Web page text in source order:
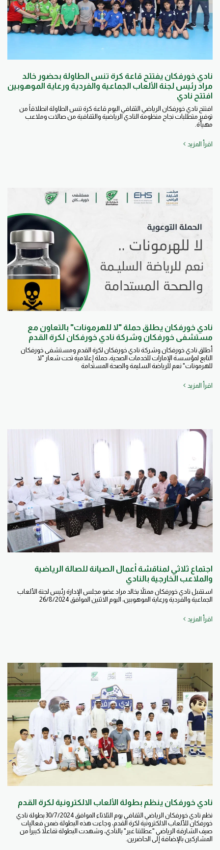
نادي خورفكان يفتتح قاعة كرة تنس الطاولة بحضور خالد
مراد رئيس لجنة الألعاب الجماعية والفردية ورعاية الموهوبين
افتتح نادي
افتتح نادي خورفكان الرياضي الثقافي اليوم قاعة كرة تنس الطاولة انطلاقاً من
توفير متطلبات نجاح منظومة النادي الرياضية والثقافية من صالات وملاعب
مهيأة.
اقرأ المزيد
نادي خورفكان يطلق حملة "لا للهرمونات" بالتعاون مع
مستشفى خورفكان وشركة نادي خورفكان لكرة القدم
أطلق نادي خورفكان وشركة نادي خورفكان لكرة القدم ومستشفى خورفكان
التابع لمؤسسة الإمارات للخدمات الصحية، حملة إعلامية تحت شعار "لا
للهرمونات" نعم للرياضة السليمة والصحة المستدامة
اقرأ المزيد
اجتماع ثلاثي لمناقشة أعمال الصيانة للصالة الرياضية
والملاعب الخارجية بالنادي
استقبل نادي خورفكان ممثلاً بخالد مراد عضو مجلس الإدارة رئيس لجنة الألعاب
الجماعية والفردية ورعاية الموهوبين، اليوم الاثنين الموافق 26/8/2024
اقرأ المزيد
نادي خورفكان ينظم بطولة الألعاب الالكترونية لكرة القدم
نظم نادي خورفكان الرياضي الثقافي يوم الثلاثاء الموافق 30/7/2024 بطولة نادي
خورفكان للألعاب الالكترونية لكرة القدم، وجاءت هذه البطولة ضمن فعاليات
صيف الشارقة الرياضي "عطلتنا غير" بالنادي، وشهدت البطولة تفاعلاً كبيراً من
المشاركين بالإضافة إلى الحاضرين.